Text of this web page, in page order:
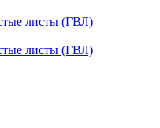
листы (ГВЛ)
листы (ГВЛ)